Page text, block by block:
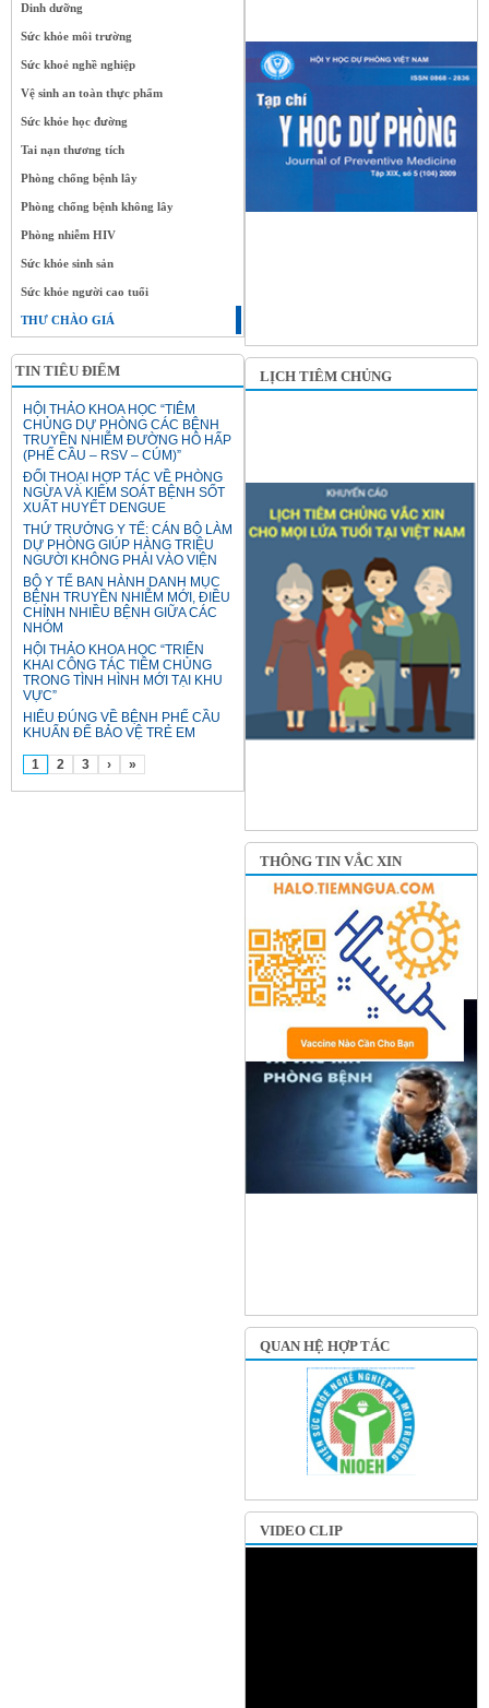
Dinh dưỡng
Sức khỏe môi trường
Sức khoẻ nghề nghiệp
Vệ sinh an toàn thực phẩm
Sức khỏe học đường
Tai nạn thương tích
Phòng chống bệnh lây
Phòng chống bệnh không lây
Phòng nhiễm HIV
Sức khỏe sinh sản
Sức khỏe người cao tuổi
THƯ CHÀO GIÁ
TIN TIÊU ĐIỂM
HỘI THẢO KHOA HỌC “TIÊM
CHỦNG DỰ PHÒNG CÁC BỆNH
TRUYỀN NHIỄM ĐƯỜNG HÔ HẤP
(PHẾ CẦU – RSV – CÚM)”
ĐỐI THOẠI HỢP TÁC VỀ PHÒNG
NGỪA VÀ KIỂM SOÁT BỆNH SỐT
XUẤT HUYẾT DENGUE
THỨ TRƯỞNG Y TẾ: CÁN BỘ LÀM
DỰ PHÒNG GIÚP HÀNG TRIỆU
NGƯỜI KHÔNG PHẢI VÀO VIỆN
BỘ Y TẾ BAN HÀNH DANH MỤC
BỆNH TRUYỀN NHIỄM MỚI, ĐIỀU
CHỈNH NHIỀU BỆNH GIỮA CÁC
NHÓM
HỘI THẢO KHOA HỌC “TRIỂN
KHAI CÔNG TÁC TIÊM CHỦNG
TRONG TÌNH HÌNH MỚI TẠI KHU
VỰC”
HIỂU ĐÚNG VỀ BỆNH PHẾ CẦU
KHUẨN ĐỂ BẢO VỆ TRẺ EM
1 2 3 › »
LỊCH TIÊM CHỦNG
THÔNG TIN VẮC XIN
QUAN HỆ HỢP TÁC
VIDEO CLIP